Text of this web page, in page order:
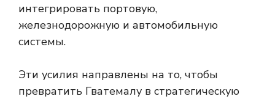
интегрировать портовую,
железнодорожную и автомобильную
системы.
Эти усилия направлены на то, чтобы
превратить Гватемалу в стратегическую